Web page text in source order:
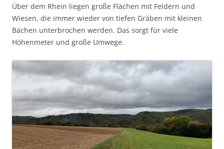
Über dem Rhein liegen große Flächen mit Feldern und
Wiesen, die immer wieder von tiefen Gräben mit kleinen
Bächen unterbrochen werden. Das sorgt für viele
Höhenmeter und große Umwege.